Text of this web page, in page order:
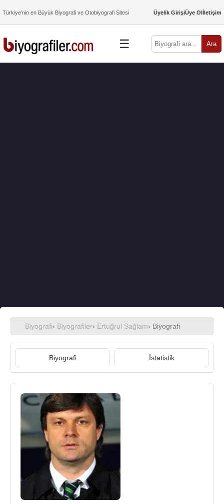
Türkiye’nin en Büyük Biyografi ve Otobiyografi Sitesi Üyelik GirişiÜye Olİletişim
☰ Ara
Biyografi› Biyografiler› Ertuğrul Sağlam› Biyografi
Biyografi İstatistik